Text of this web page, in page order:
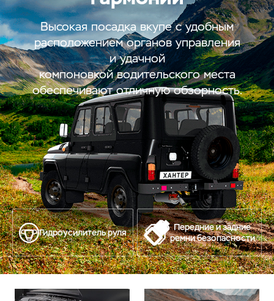
Высокая посадка вкупе с удобным
расположением органов управления
и удачной
компоновкой водительского места
обеспечивают отличную обзорность.
Гидроусилитель руля
Передние и задние
ремни безопасности